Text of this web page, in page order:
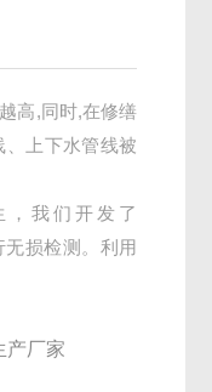
高,同时,在修缮
上下水管线被
我们开发了
无损检测。利用
产厂家